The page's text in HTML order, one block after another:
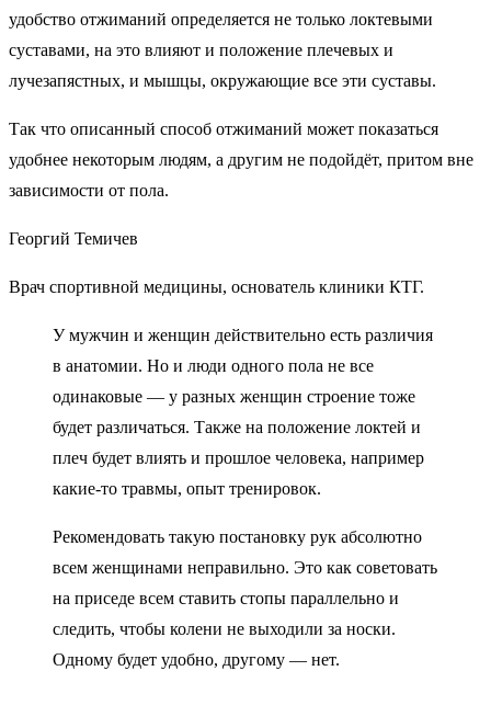
удобство отжиманий определяется не только локтевыми
суставами, на это влияют и положение плечевых и
лучезапястных, и мышцы, окружающие все эти суставы.
Так что описанный способ отжиманий может показаться
удобнее некоторым людям, а другим не подойдёт, притом вне
зависимости от пола.
Георгий Темичев
Врач спортивной медицины, основатель клиники КТГ.
У мужчин и женщин действительно есть различия
в анатомии. Но и люди одного пола не все
одинаковые — у разных женщин строение тоже
будет различаться. Также на положение локтей и
плеч будет влиять и прошлое человека, например
какие-то травмы, опыт тренировок.
Рекомендовать такую постановку рук абсолютно
всем женщинами неправильно. Это как советовать
на приседе всем ставить стопы параллельно и
следить, чтобы колени не выходили за носки.
Одному будет удобно, другому — нет.